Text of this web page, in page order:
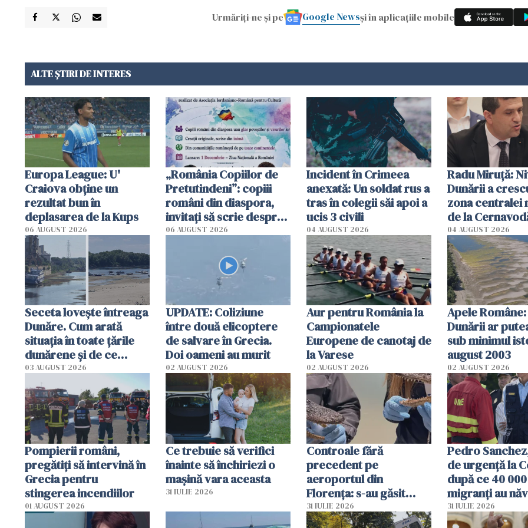
Urmăriți-ne și pe Google Newsși în aplicațiile mobile
ALTE ȘTIRI DE INTERES
Europa League: U'
Craiova obține un
rezultat bun în
deplasarea de la Kups
06 AUGUST 2026
„România Copiilor de
Pretutindeni”: copiii
români din diaspora,
invitați să scrie despre
România într-un volum
06 AUGUST 2026
Incident în Crimeea
anexată: Un soldat rus a
tras în colegii săi apoi a
ucis 3 civili
04 AUGUST 2026
Radu Miruţă:
Dunării a
zona centralei
de la
cm faţă de
04 AUGUST 2026
Seceta lovește întreaga
Dunăre. Cum arată
situația în toate țările
dunărene și de ce
România resimte
efectele, deși a plouat
în iulie
03 AUGUST 2026
UPDATE: Coliziune
între două elicoptere
de salvare în Grecia.
Doi oameni au murit
02 AUGUST 2026
Aur pentru România la
Campionatele
Europene de canotaj de
la Varese
02 AUGUST 2026
Apele
Dunării ar
sub minimul
august 2003
02 AUGUST 2026
Pompierii români,
pregătiţi să intervină în
Grecia pentru
stingerea incendiilor
01 AUGUST 2026
Ce trebuie să verifici
înainte să închiriezi o
mașină vara aceasta
31 IULIE 2026
Controale fără
precedent pe
aeroportul din
Florența: s-au găsit
capete de aligator și o
sumă imensă de bani
31 IULIE 2026
Pedro
de urgență la
după ce 40
migranți au
teritoriul
mobiliza toate
31 IULIE 2026